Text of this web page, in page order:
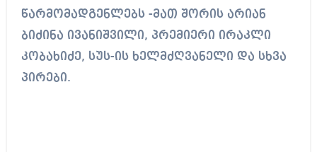
წარმომადგენლებს -მათ შორის არიან
ბიძინა ივანიშვილი, პრემიერი ირაკლი
კობახიძე, სუს-ის ხელმძღვანელი და სხვა
პირები.